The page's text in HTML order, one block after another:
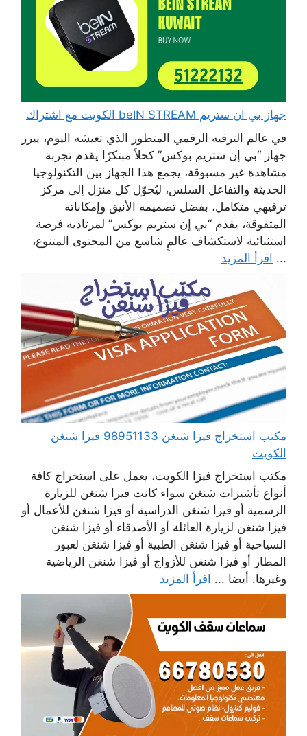
جهاز بي ان ستريم beIN STREAM الكويت مع اشتراك
في عالم الترفيه الرقمي المتطور الذي تعيشه اليوم، يبرز
جهاز “بي إن ستريم بوكس” كحلاً مبتكرًا يقدم تجربة
مشاهدة غير مسبوقة، يجمع هذا الجهاز بين التكنولوجيا
الحديثة والتفاعل السلس، ليُحوّل كل منزل إلى مركز
ترفيهي متكامل، بفضل تصميمه الأنيق وإمكاناته
المتفوقة، يقدم “بي إن ستريم بوكس” لمرتاديه فرصة
استثنائية لاستكشاف عالمٍ شاسع من المحتوى المتنوع،
... اقرأ المزيد
مكتب استخراج فيزا شنغن 98951133 فيزا شنغن
الكويت
مكتب استخراج فيزا الكويت، يعمل على استخراج كافة
أنواع تأشيرات شنغن سواء كانت فيزا شنغن للزيارة
الرسمية أو فيزا شنغن الدراسية أو فيزا شنغن للأعمال أو
فيزا شنغن لزيارة العائلة أو الأصدقاء أو فيزا شنغن
السياحية أو فيزا شنغن الطبية أو فيزا شنغن لعبور
المطار أو فيزا شنغن للأزواج أو فيزا شنغن الرياضية
وغيرها. أيضا ... اقرأ المزيد